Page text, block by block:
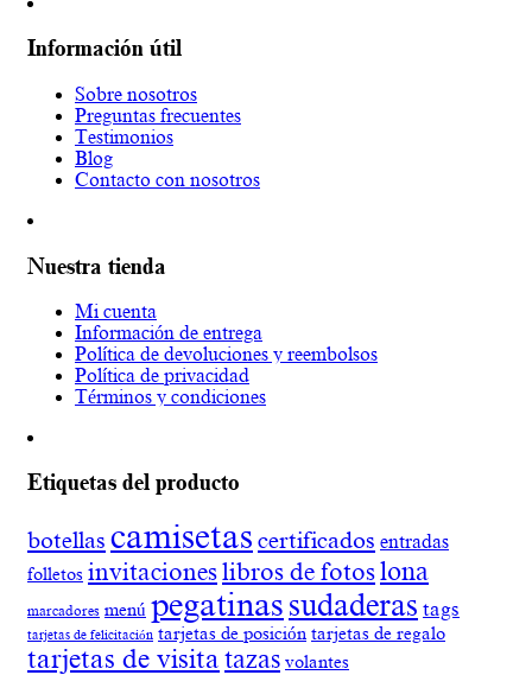
Información útil
Sobre nosotros
Preguntas frecuentes
Testimonios
Blog
Contacto con nosotros
Nuestra tienda
Mi cuenta
Información de entrega
Política de devoluciones y reembolsos
Política de privacidad
Términos y condiciones
Etiquetas del producto
botellas camisetas certificados entradas
folletos invitacioneslibros de fotoslona
marcadores menú pegatinas sudaderas tags
tarjetas de felicitación tarjetas de posición tarjetas de regalo
tarjetas de visita tazas volantes